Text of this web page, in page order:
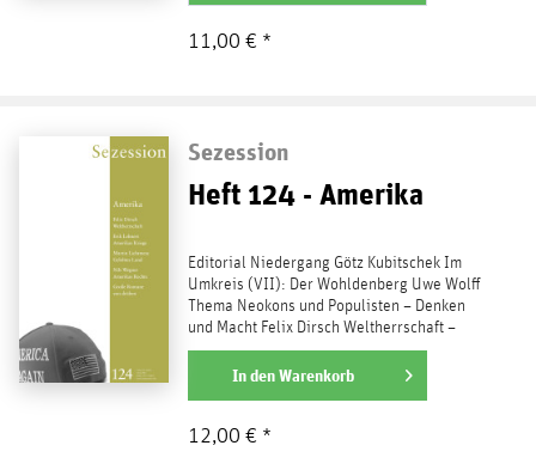
11,00 € *
Sezession
Heft 124 - Amerika
Editorial Niedergang Götz Kubitschek Im
Umkreis (VII): Der Wohldenberg Uwe Wolff
Thema Neokons und Populisten – Denken
und Macht Felix Dirsch Weltherrschaft –
Amerikas Kriege...
weiterlesen
In denWarenkorb
12,00 € *